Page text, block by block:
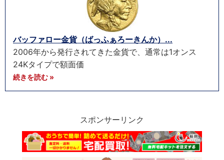
バッファロー金貨（ばっふぁろーきんか）...
2006年から発行されてきた金貨で、通常は1オンス
24Kタイプで額面価
続きを読む »
スポンサーリンク